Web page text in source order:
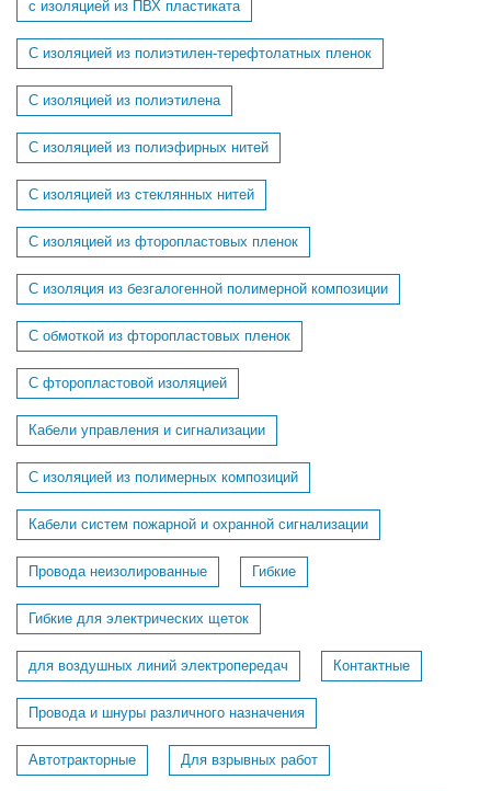
с изоляцией из ПВХ пластиката
С изоляцией из полиэтилен-терефтолатных пленок
С изоляцией из полиэтилена
С изоляцией из полиэфирных нитей
С изоляцией из стеклянных нитей
С изоляцией из фторопластовых пленок
С изоляция из безгалогенной полимерной композиции
С обмоткой из фторопластовых пленок
С фторопластовой изоляцией
Кабели управления и сигнализации
С изоляцией из полимерных композиций
Кабели систем пожарной и охранной сигнализации
Провода неизолированные Гибкие
Гибкие для электрических щеток
для воздушных линий электропередач Контактные
Провода и шнуры различного назначения
Автотракторные Для взрывных работ